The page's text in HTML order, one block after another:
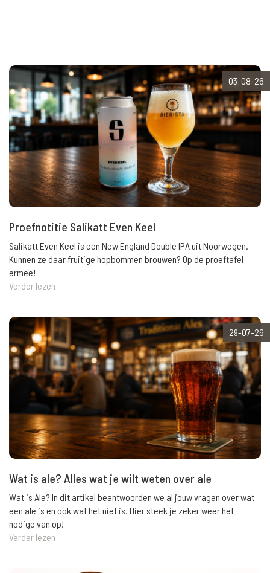
03-08-26
Proefnotitie Salikatt Even Keel
Salikatt Even Keel is een New England Double IPA uit Noorwegen.
Kunnen ze daar fruitige hopbommen brouwen? Op de proeftafel
ermee!
Verder lezen
29-07-26
Wat is ale? Alles wat je wilt weten over ale
Wat is Ale? In dit artikel beantwoorden we al jouw vragen over wat
een ale is en ook wat het niet is. Hier steek je zeker weer het
nodige van op!
Verder lezen